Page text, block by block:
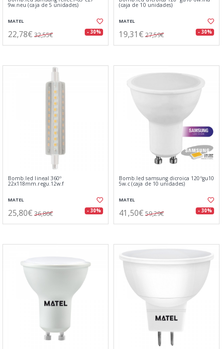
9w.neu (caja de 5 unidades)
MATEL
22,78€ 32,55€ - 30%
(caja de 10 unidades)
MATEL
19,31€ 27,59€ - 30%
Bomb.led lineal 360º
22x118mm.regu.12w.f
MATEL
25,80€ 36,86€ - 30%
Bomb.led samsung dicroica 120ºgu10
5w.c (caja de 10 unidades)
MATEL
41,50€ 59,29€ - 30%